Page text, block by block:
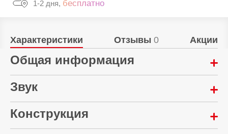
1-2 дня, бесплатно
Характеристики Отзывы 0 Акции
Общая информация
Материал корпуса:
Пластик
Гарантия:
Звук
Количество микрофонов:
Конструкция